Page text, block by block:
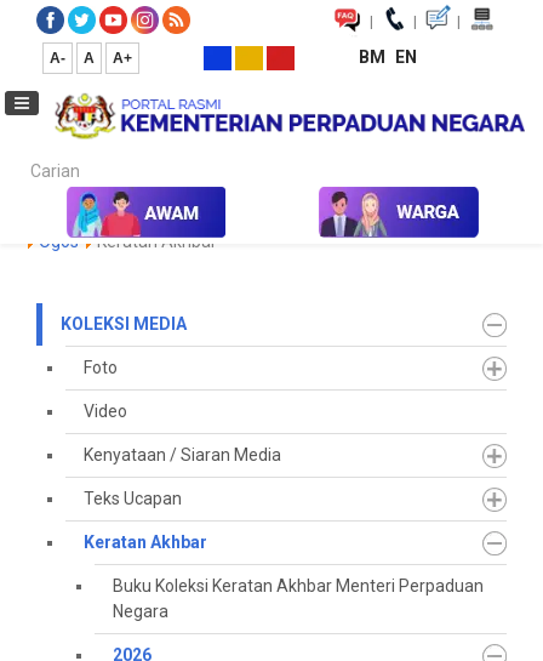
| | |
A- A A+ BM EN
Carian...
Laman Utama Media Koleksi Media Keratan Akhbar
Ogos
Keratan Akhbar
KOLEKSI MEDIA
Foto
Video
Kenyataan / Siaran Media
Teks Ucapan
Keratan Akhbar
Buku Koleksi Keratan Akhbar Menteri Perpaduan
Negara
2026